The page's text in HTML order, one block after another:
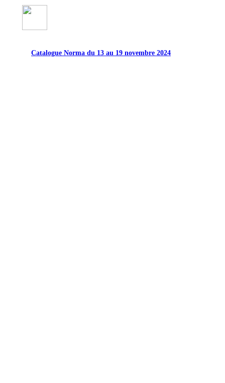
Catalogue Norma du 13 au 19 novembre 2024